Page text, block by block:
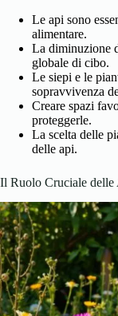
Le api sono
alimentare.
La diminuzione
globale di cibo.
Le siepi e le
sopravvivenza
Creare spazi
proteggerle.
La scelta delle
delle api.
Il Ruolo Cruciale delle